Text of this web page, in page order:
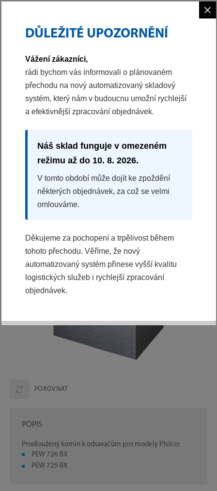
PRODLOUŽENÝ KOMÍN
72 BX
Pro modely 72 BX
Délka komínu je (60+60) 120 cm
Historický produkt
POROVNAT
POPIS
Prodloužený komín k odsavačům pro modely Philco:
PEW 726 BX
PEW 729 BX
×
DŮLEŽITÉ UPOZORNĚNÍ
Vážení zákazníci,
rádi bychom vás informovali o plánovaném
přechodu na nový automatizovaný skladový
systém, který nám v budoucnu umožní rychlejší
a efektivnější zpracování objednávek.
Náš sklad funguje v omezeném
režimu až do 10. 8. 2026.
V tomto období může dojít ke zpoždění
některých objednávek, za což se velmi
omlouváme.
Děkujeme za pochopení a trpělivost během
tohoto přechodu. Věříme, že nový
automatizovaný systém přinese vyšší kvalitu
logistických služeb i rychlejší zpracování
objednávek.